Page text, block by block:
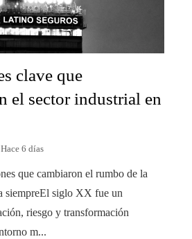
clave que
el sector industrial en
Hace 6 días
que cambiaron el rumbo de la
siempreEl siglo XX fue un
riesgo y transformación
m...